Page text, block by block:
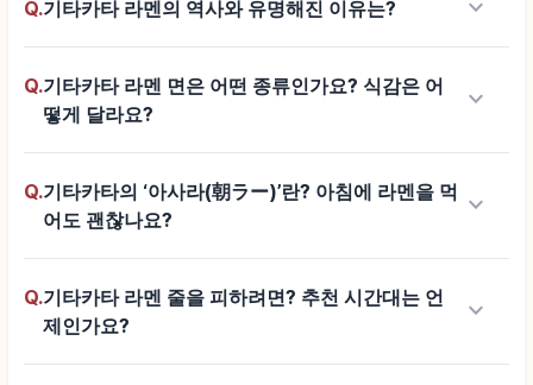
Q.기타카타 라멘의 역사와 유명해진 이유는? keyboard_arrow_down
Q.기타카타 라멘 면은 어떤 종류인가요? 식감은 어
떻게 달라요?
keyboard_arrow_down
Q.기타카타의 ‘아사라(朝ラー)’란? 아침에 라멘을 먹
어도 괜찮나요?
keyboard_arrow_down
Q.기타카타 라멘 줄을 피하려면? 추천 시간대는 언
제인가요?
keyboard_arrow_down